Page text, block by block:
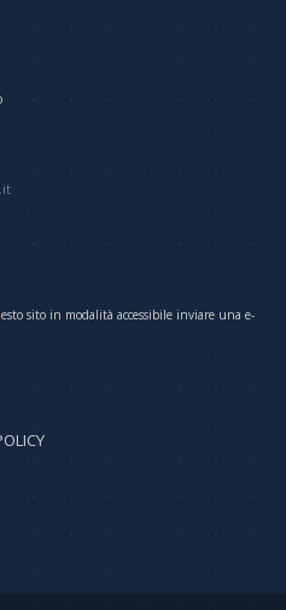
sito in modalità accessibile inviare una e-